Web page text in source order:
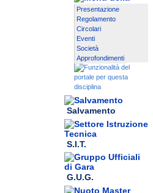
Presentazione
Regolamento
Circolari
Eventi
Società
Approfondimenti
Salvamento
S.I.T.
G.U.G.